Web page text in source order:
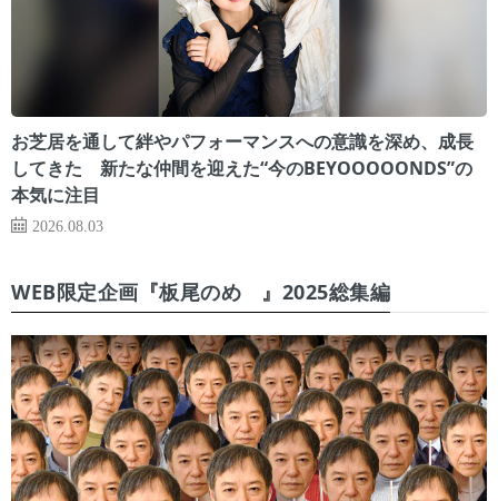
お芝居を通して絆やパフォーマンスへの意識を深め、成長
してきた 新たな仲間を迎えた“今のBEYOOOOONDS”の
本気に注目
2026.08.03
WEB限定企画『板尾のめ゙』2025総集編